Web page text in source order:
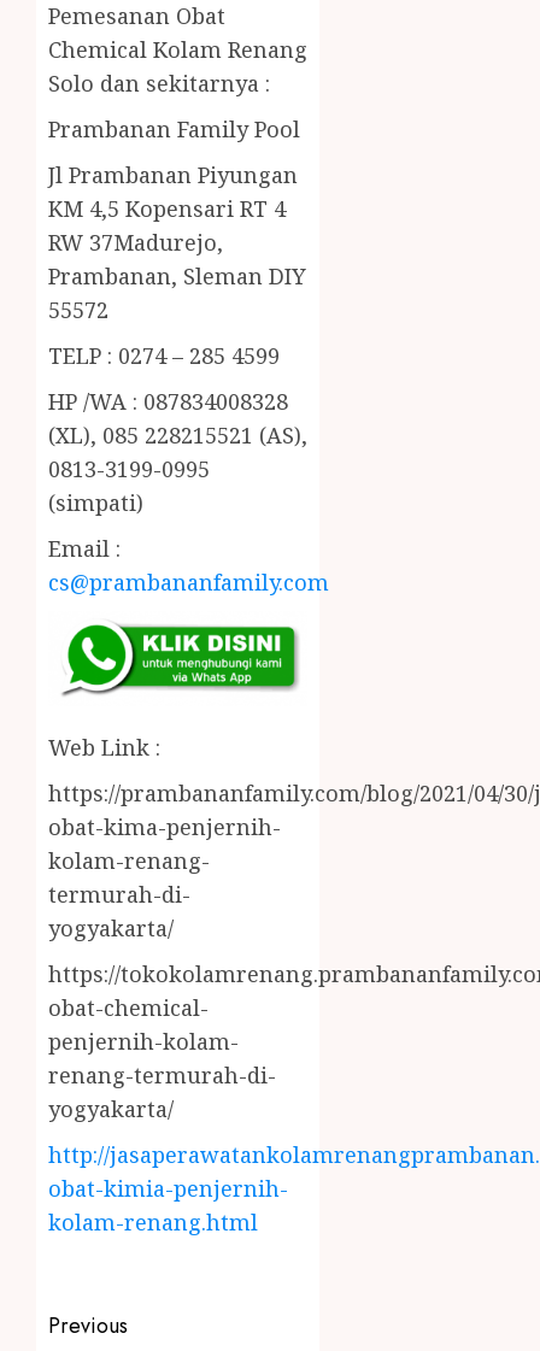
Pemesanan Obat
Chemical Kolam Renang
Solo dan sekitarnya :
Prambanan Family Pool
Jl Prambanan Piyungan
KM 4,5 Kopensari RT 4
RW 37Madurejo,
Prambanan, Sleman DIY
55572
TELP : 0274 – 285 4599
HP /WA : 087834008328
(XL), 085 228215521 (AS),
0813-3199-0995
(simpati)
Email :
cs@prambananfamily.com
Web Link :
https://prambananfamily.com/blog/2021/04/
obat-kima-penjernih-
kolam-renang-
termurah-di-
yogyakarta/
https://
obat-chemical-
penjernih-kolam-
renang-termurah-di-
yogyakarta/
http://
obat-kimia-penjernih-
kolam-renang.html
Previous